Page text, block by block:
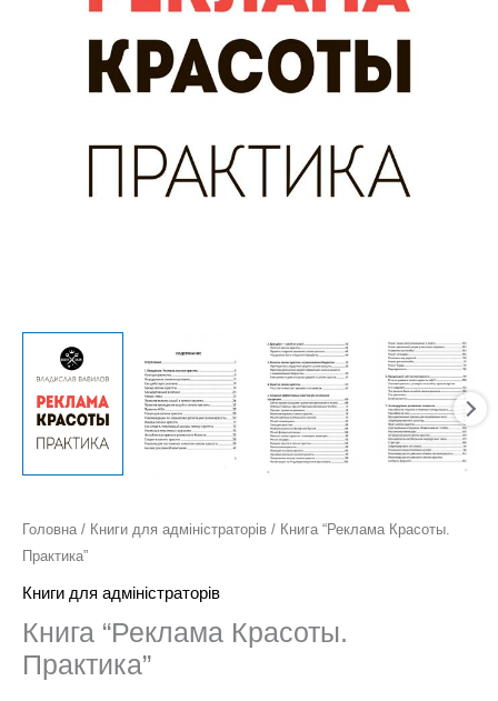
Головна / Книги для адміністраторів / Книга “Реклама Красоты.
Практика”
Книги для адміністраторів
Книга “Реклама Красоты.
Практика”